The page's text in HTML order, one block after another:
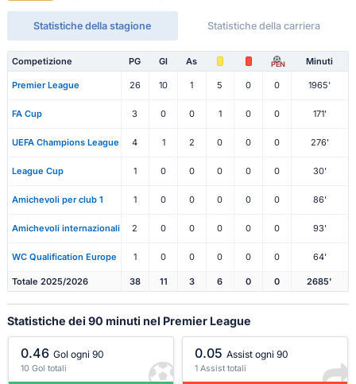
Statistiche della stagione Statistiche della carriera
Competizione PG Gl As PEN Minuti
Premier League 26 10 1 5 0 0 1965'
FA Cup 3 0 0 1 0 0 171'
UEFA Champions League 4 1 2 0 0 0 276'
League Cup 1 0 0 0 0 0 30'
Amichevoli per club 1 1 0 0 0 0 0 86'
Amichevoli internazionali 2 0 0 0 0 0 93'
WC Qualification Europe 1 0 0 0 0 0 64'
Totale 2025/2026 38 11 3 6 0 0 2685'
Statistiche dei 90 minuti nel Premier League
0.46 Gol ogni 90
10 Gol totali
0.05 Assist ogni 90
1 Assist totali